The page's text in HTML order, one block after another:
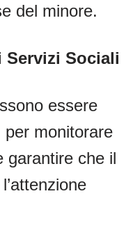
del minore.
Sociali
essere
per monitorare
garantire che il